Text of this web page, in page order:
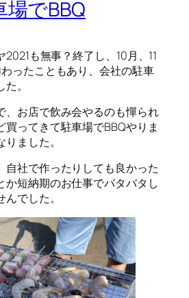
でBBQ
も無事？終了し、10月、11
ったこともあり、会社の駐車
。
、お店で飲み会やるのも憚られ
買ってきて駐車場でBBQやりま
ました。
自社で作ったりしても良かった
か短納期のお仕事でバタバタし
でした。